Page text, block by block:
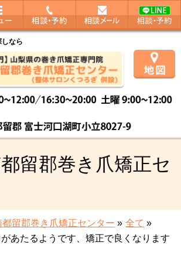
なら
留郡巻き爪矯正セ
都留郡巻き爪矯正センター » 全て »
あたるようです、矯正で良くなります